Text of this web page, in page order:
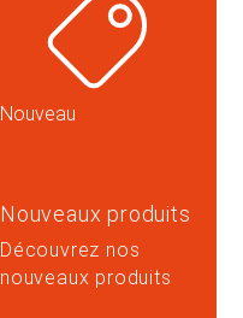
Nouveau
Nouveaux produits
Découvrez nos
nouveaux produits